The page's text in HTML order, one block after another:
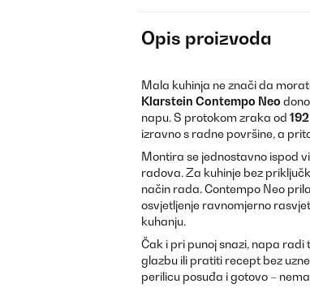
Opis proizvoda
Mala kuhinja ne znači da
Klarstein Contempo Neo
napu. S protokom zraka od
izravno s radne površine, a
Montira se jednostavno ispod
radova. Za kuhinje bez
način rada. Contempo Neo
osvjetljenje ravnomjerno
kuhanju.
Čak i pri punoj snazi, napa
glazbu ili pratiti recept bez
perilicu posuđa i gotovo –